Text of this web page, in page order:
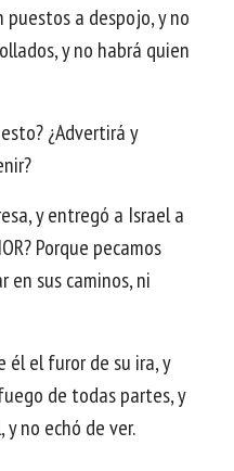
puestos a despojo, y no
y no habrá quien
¿Advertirá y
y entregó a Israel a
Porque pecamos
en sus caminos, ni
él el furor de su ira, y
de todas partes, y
no echó de ver.